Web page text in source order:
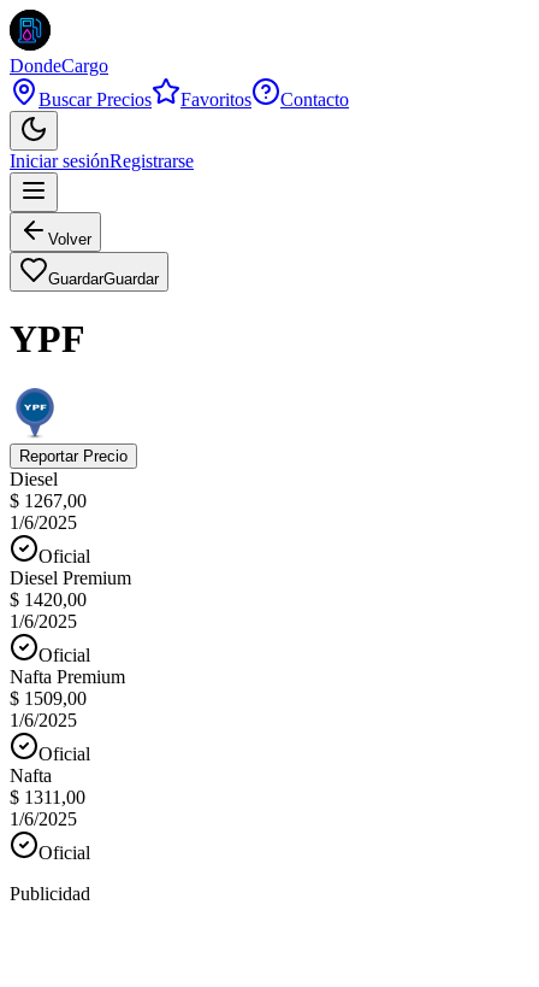
DondeCargo
Buscar Precios
Favoritos Contacto
Iniciar sesiónRegistrarse
Volver
GuardarGuardar
YPF
Reportar Precio
Diesel
$ 1267,00
1/6/2025
Oficial
Diesel Premium
$ 1420,00
1/6/2025
Oficial
Nafta Premium
$ 1509,00
1/6/2025
Oficial
Nafta
$ 1311,00
1/6/2025
Oficial
Publicidad